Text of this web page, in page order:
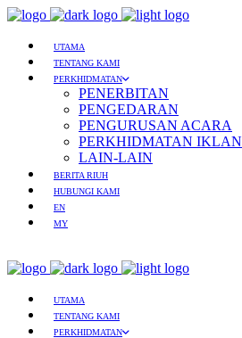
UTAMA
TENTANG KAMI
PERKHIDMATAN
PENERBITAN
PENGEDARAN
PENGURUSAN ACARA
PERKHIDMATAN IKLAN
LAIN-LAIN
BERITA RIUH
HUBUNGI KAMI
EN
MY
UTAMA
TENTANG KAMI
PERKHIDMATAN